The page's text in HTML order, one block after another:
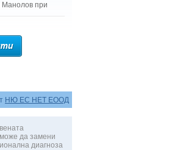
Манолов при
НЮ ЕС НЕТ ЕООД
да замени
диагноза